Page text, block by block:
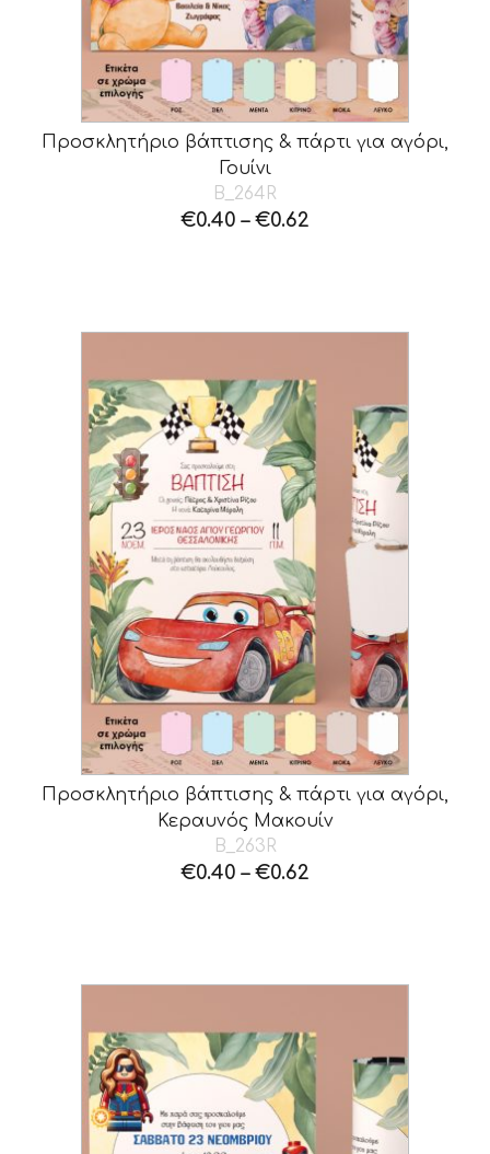
Προσκλητήριο βάπτισης & πάρτι για αγόρι,
Γουίνι
B_264R
€0.40 – €0.62
Προσκλητήριο βάπτισης & πάρτι για αγόρι,
Κεραυνός Μακουίν
B_263R
€0.40 – €0.62